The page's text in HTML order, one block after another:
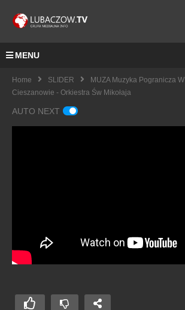
MENU
Home SLIDER
MUZA Muzyka Pogranicza W
Cieszanowie - Orkiestra Św Mikołaja
AUTO NEXT